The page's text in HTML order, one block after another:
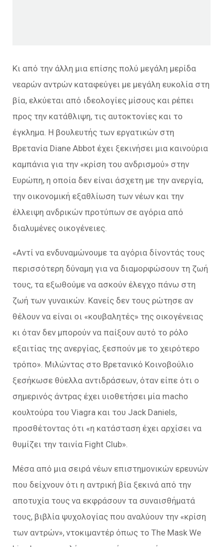
Κι από την άλλη μια επίσης πολύ μεγάλη μερίδα
νεαρών αντρών καταφεύγει με μεγάλη ευκολία στη
βία, ελκύεται από ιδεολογίες μίσους και ρέπει
προς την κατάθλιψη, τις αυτοκτονίες και το
έγκλημα. Η βουλευτής των εργατικών στη
Βρετανία Diane Abbot έχει ξεκινήσει μια καινούρια
καμπάνια για την «κρίση του ανδρισμού» στην
Ευρώπη, η οποία δεν είναι άσχετη με την ανεργία,
την οικονομική εξαθλίωση των νέων και την
έλλειψη ανδρικών προτύπων σε αγόρια από
διαλυμένες οικογένειες.
«Αντί να ενδυναμώνουμε τα αγόρια δίνοντάς τους
περισσότερη δύναμη για να διαμορφώσουν τη ζωή
τους, τα εξωθούμε να ασκούν έλεγχο πάνω στη
ζωή των γυναικών. Κανείς δεν τους ρώτησε αν
θέλουν να είναι οι «κουβαλητές» της οικογένειας
κι όταν δεν μπορούν να παίξουν αυτό το ρόλο
εξαιτίας της ανεργίας, ξεσπούν με το χειρότερο
τρόπο». Μιλώντας στο Βρετανικό Kοινοβούλιο
ξεσήκωσε θύελλα αντιδράσεων, όταν είπε ότι ο
σημερινός άντρας έχει υιοθετήσει μία macho
κουλτούρα του Viagra και του Jack Daniels,
προσθέτοντας ότι «η κατάσταση έχει αρχίσει να
θυμίζει την ταινία Fight Club».
Μέσα από μια σειρά νέων επιστημονικών ερευνών
που δείχνουν ότι η αντρική βία ξεκινά από την
αποτυχία τους να εκφράσουν τα συναισθήματά
τους, βιβλία ψυχολογίας που αναλύουν την «κρίση
των αντρών», ντοκιμαντέρ όπως το The Mask We